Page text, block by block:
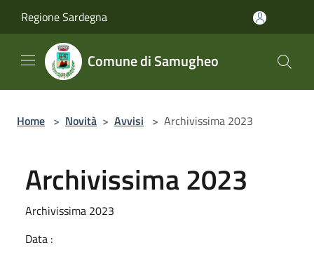
Regione Sardegna
Comune di Samugheo
Home > Novità > Avvisi > Archivissima 2023
Archivissima 2023
Archivissima 2023
Data :